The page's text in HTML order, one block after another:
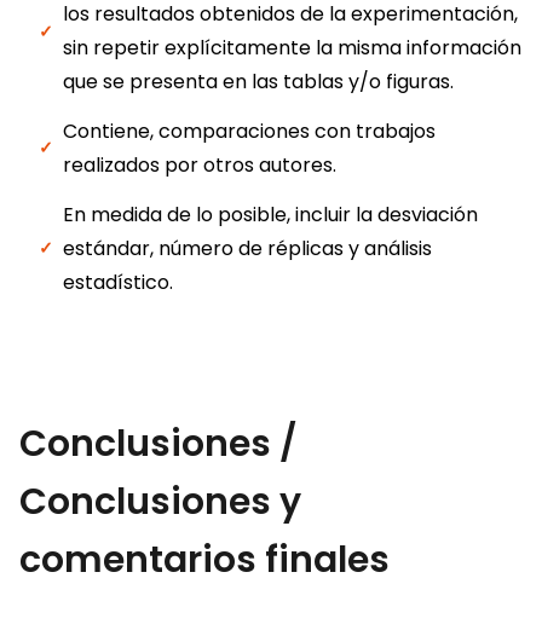
los resultados obtenidos de la experimentación,
sin repetir explícitamente la misma información
que se presenta en las tablas y/o figuras.
Contiene, comparaciones con trabajos
realizados por otros autores.
En medida de lo posible, incluir la desviación
estándar, número de réplicas y análisis
estadístico.
Conclusiones /
Conclusiones y
comentarios finales